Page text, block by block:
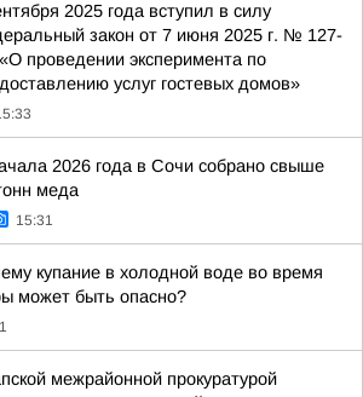
2025 года вступил в силу
закон от 7 июня 2025 г. № 127-
проведении эксперимента по
услуг гостевых домов»
2026 года в Сочи собрано свыше
меда
15:31
купание в холодной воде во время
может быть опасно?
межрайонной прокуратурой